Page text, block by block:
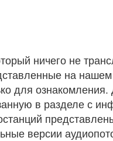
ничего не
на
для
в разделе с
версии